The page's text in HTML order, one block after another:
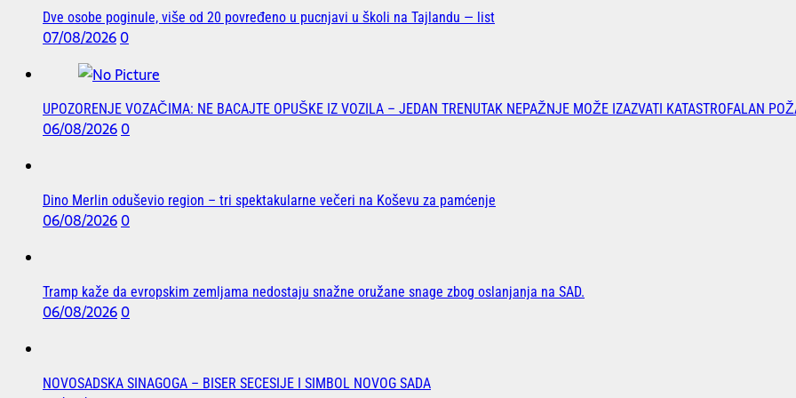
Dve osobe poginule, više od 20 povređeno u pucnjavi u školi na Tajlandu — list
07/08/20260
UPOZORENJE VOZAČIMA: NE BACAJTE OPUŠKE IZ VOZILA – JEDAN TRENUTAK NEPAŽNJE MOŽE IZAZVATI KATASTROFALAN
06/08/20260
Dino Merlin oduševio region – tri spektakularne večeri na Koševu za pamćenje
06/08/20260
Tramp kaže da evropskim zemljama nedostaju snažne oružane snage zbog oslanjanja na SAD.
06/08/20260
NOVOSADSKA SINAGOGA – BISER SECESIJE I SIMBOL NOVOG SADA